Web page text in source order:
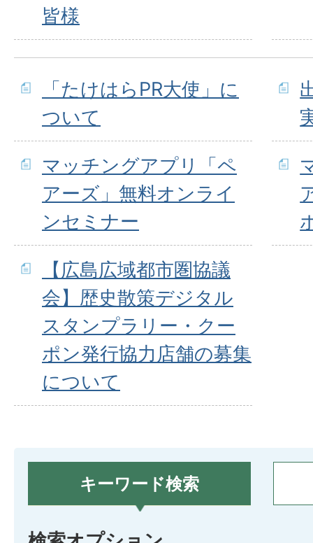
皆様
「たけはらPR大使」に
ついて
マッチングアプリ「ペ
アーズ」無料オンライ
ンセミナー
【広島広域都市圏協議
会】歴史散策デジタル
スタンプラリー・クー
ポン発行協力店舗の募集
について
キーワード検索